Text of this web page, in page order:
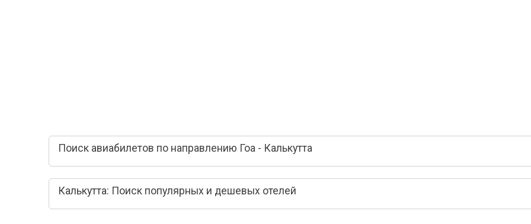
Поиск авиабилетов по направлению Гоа - Калькутта
Калькутта: Поиск популярных и дешевых отелей